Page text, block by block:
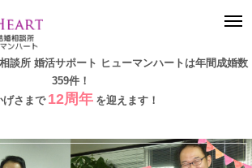
談所 婚活サポート ヒューマンハートは年間成婚数
359件！
げさまで 12周年 を迎えます！